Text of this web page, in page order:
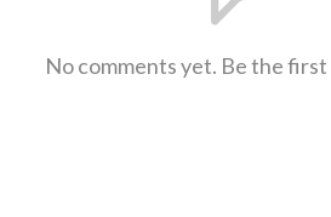
No comments yet. Be the